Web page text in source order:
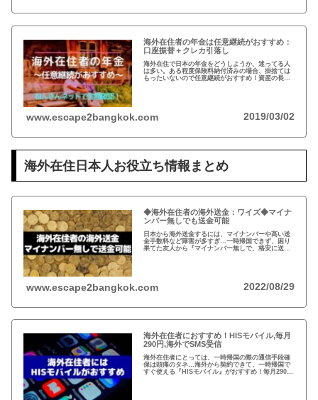
海外在住者の年金は任意継続がおすすめ：
口座振替＋クレカ引落し
海外在住で日本の年金をどうしようか、迷ってる人
は多い。ある程度保険料納付済みの場合、掛捨ては
もったいないので任意継続がおすすめ！資産の長期
www.escape2bangkok.com 2019/03/02
海外在住日本人お役立ち情報まとめ
◆海外在住者の海外送金：ワイズ◆マイナ
ンバー無しでも送金可能
日本から海外送金するには、マイナンバーや高い送
金手数料など障害が多すぎ…一時帰国できず、困り
果てた友人から『マイナンバー無しで、格安に送金
www.escape2bangkok.com 2022/08/29
海外在住者におすすめ！HISモバイル,毎月
290円,海外でSMS受信
海外在住者にとっては、一時帰国の際の通信手段確
保は頭痛のタネ…海外から契約できて、一時帰国で
すぐ使える『HISモバイル』がおすすめ！毎月290円